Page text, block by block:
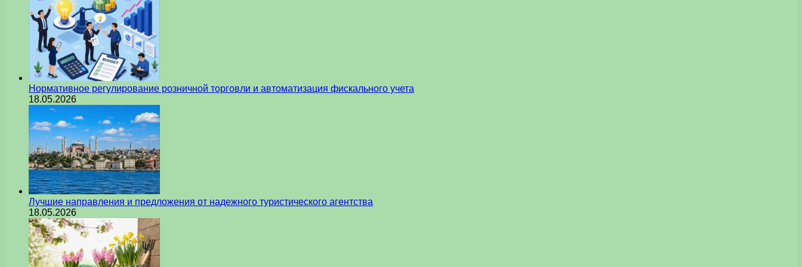
Нормативное регулирование розничной торговли и автоматизация фискального учета
18.05.2026
Лучшие направления и предложения от надежного туристического агентства
18.05.2026